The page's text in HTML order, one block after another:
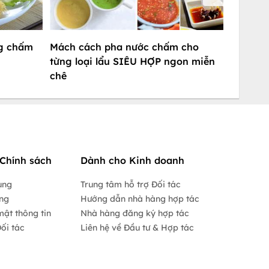
chấm
Mách cách pha nước chấm cho
từng loại lẩu SIÊU HỢP ngon miễn
chê
sách
thông tin
tác
Dành cho Kinh doanh
Trung tâm hỗ trợ Đối tác
Hướng dẫn nhà hàng hợp tác
Nhà hàng đăng ký hợp tác
Liên hệ về Đầu tư & Hợp tác